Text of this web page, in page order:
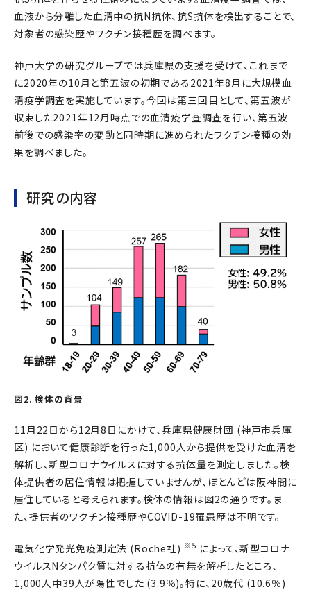
血液から分離した血清中の抗N抗体、抗S抗体を検出することで、
対象者の感染歴やワクチン接種歴を調べます。
神戸大学の研究グループでは兵庫県の支援を受けて、これまで
に2020年の10月と第五波の初期である2021年8月に大規模血
清疫学調査を実施しています。今回は第三回目として、第五波が
収束した2021年12月時点での血清疫学査調査を行い、第五波
前後での感染率の変動と同時期に進められたワクチン接種の効
果を調べました。
研究の内容
図2. 検体の背景
11月22日から12月8日にかけて、兵庫県健康財団 (神戸市兵庫
区) において健康診断を行った1,000人から提供を受けた血清を
解析し、新型コロナウイルスに対する抗体量を測定しました。検
体提供者の居住情報は把握していませんが、ほとんどは阪神間に
居住していると考えられます。検体の情報は図2の通りです。ま
た、提供者のワクチン接種歴やCOVID-19罹患歴は不明です。
電気化学発光免疫測定法 (Roche社) ※5 によって、新型コロナ
ウイルスNタンパク質に対する抗体の有無を解析したところ、
1,000人中39人が陽性でした (3.9％)。特に、20歳代 (10.6％)